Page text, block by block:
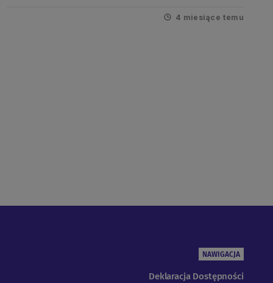
4 miesiące temu
NAWIGACJA
Deklaracja Dostępności